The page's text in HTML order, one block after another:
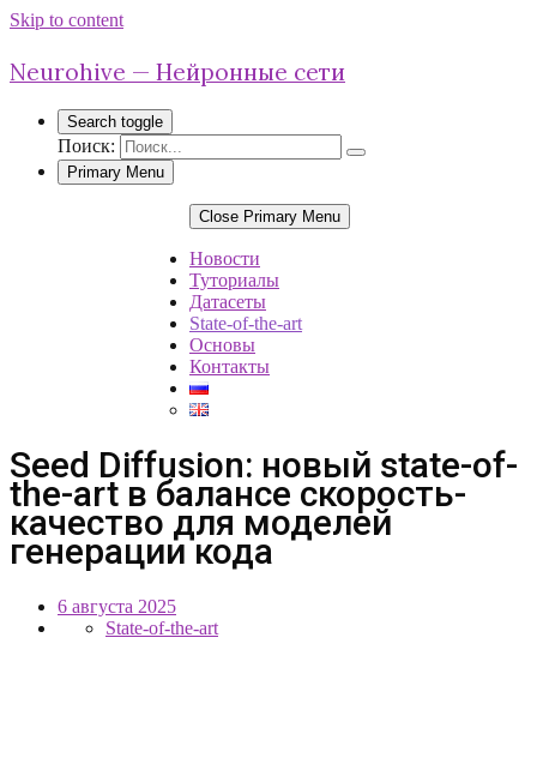
Skip to content
Neurohive — Нейронные сети
Search toggle
Поиск:
Primary Menu
Close Primary Menu
Новости
Туториалы
Датасеты
State-of-the-art
Основы
Контакты
Seed Diffusion: новый state-of-
the-art в балансе скорость-
качество для моделей
генерации кода
6 августа 2025
State-of-the-art